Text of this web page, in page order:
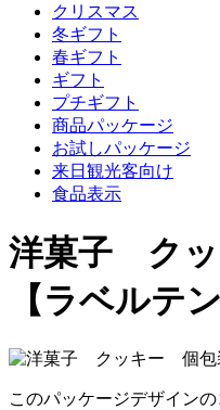
クリスマス
冬ギフト
春ギフト
ギフト
プチギフト
商品パッケージ
お試しパッケージ
来日観光客向け
食品表示
洋菓子 ク
【ラベルテ
このパッケージデザインの